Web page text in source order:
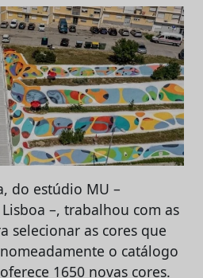
do estúdio MU –
–, trabalhou com as
selecionar as cores que
o catálogo
1650 novas cores.